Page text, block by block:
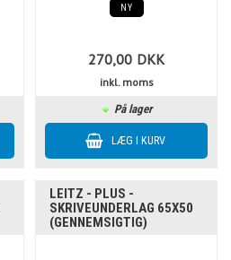
NY
270,00 DKK
inkl. moms
På lager
LEITZ - PLUS -
SKRIVEUNDERLAG 65X50
(GENNEMSIGTIG)